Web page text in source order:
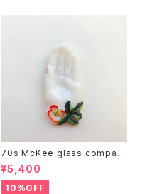
70s McKee glass compan
y ハンドペイントハンド小皿
（赤）
¥5,400
10%OFF